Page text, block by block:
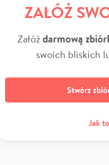
ZAŁÓŻ
Załóżdarmową
swoich bliskich
Stwórz
Jak